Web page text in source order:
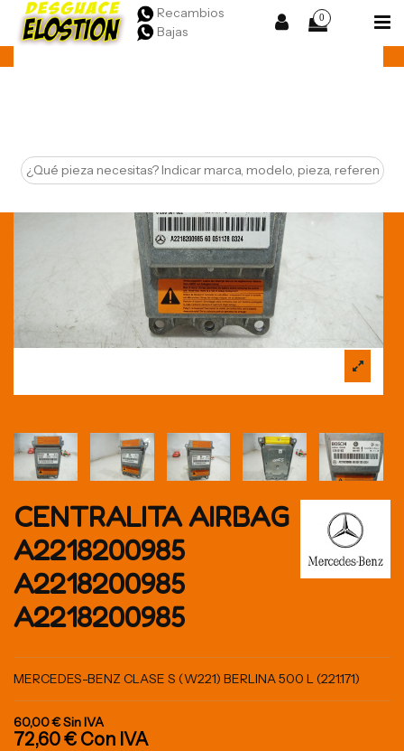
Recambios
Bajas
0
CENTRALITA AIRBAG
A2218200985
A2218200985
A2218200985
MERCEDES-BENZ CLASE S (W221) BERLINA 500 L (221.171)
60,00 €Sin IVA
72,60 € Con IVA